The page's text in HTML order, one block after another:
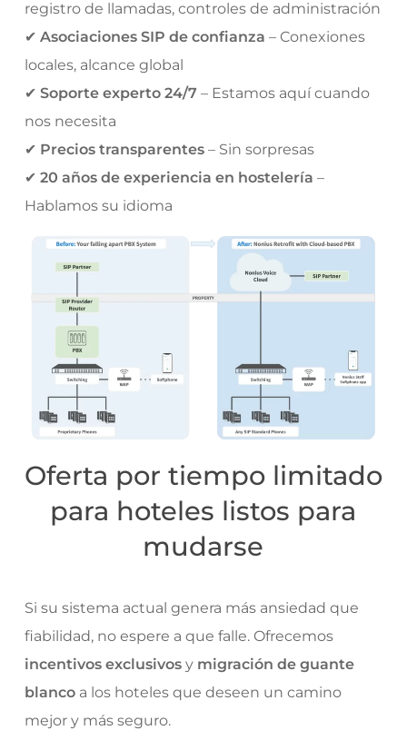
registro de llamadas, controles de administración
✔ Asociaciones SIP de confianza – Conexiones
locales, alcance global
✔ Soporte experto 24/7– Estamos aquí cuando
nos necesita
✔ Precios transparentes– Sin sorpresas
✔ 20 años de experiencia en hostelería –
Hablamos su idioma
Oferta por tiempo limitado
para hoteles listos para
mudarse
Si su sistema actual genera más ansiedad que
fiabilidad, no espere a que falle. Ofrecemos
incentivos exclusivosy migración de guante
blancoa los hoteles que deseen un camino
mejor y más seguro.